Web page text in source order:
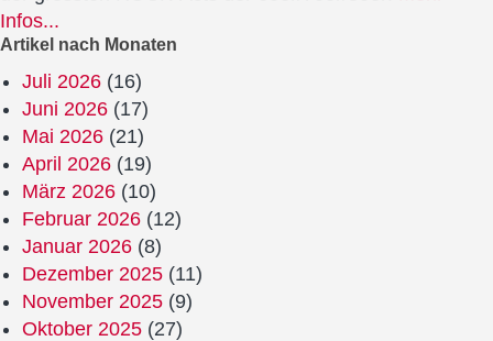
Infos...
Artikel nach Monaten
Juli 2026 (16)
Juni 2026 (17)
Mai 2026 (21)
April 2026 (19)
März 2026 (10)
Februar 2026 (12)
Januar 2026 (8)
Dezember 2025 (11)
November 2025 (9)
Oktober 2025 (27)